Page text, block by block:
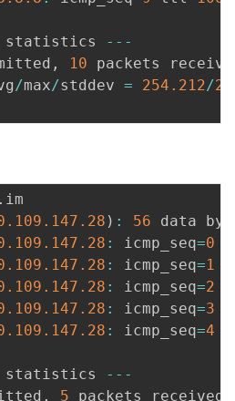
statistics -- -
, 10 packets
/max/stddev = 254.212/
.
.147 .28 ) :
56
.147 .28 : icmp_seq=0
.147 .28 : icmp_seq=1
.147 .28 : icmp_seq=2
.147 .28 : icmp_seq=3
.147 .28 : icmp_seq=4
statistics -- -
, 5 packets received